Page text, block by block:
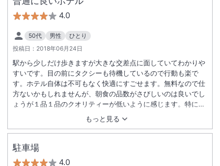
4.0
50代 男性
ひとり
投稿日： 2018年06月24日
もっと見る
駅から少しだけ歩きますが大きな交差点に面していてわかりや
すいです。目の前にタクシーも待機しているので行動も楽で
す。ホテル自体は不可もなく快適にすごせます。無料なので仕
方ないかもしれませんが、朝食の品数がさびしいのは良いでし
ょうが１品１品のクオリティーが低いように感じます。特にお
にぎりは正直あまりおいしいとはおもえないレベルでした。も
う少し改善をお願いしたいです。朝食がおいしいのであれば立
地が多少悪くても利用する人は多いと思います。
駐車場
4.0